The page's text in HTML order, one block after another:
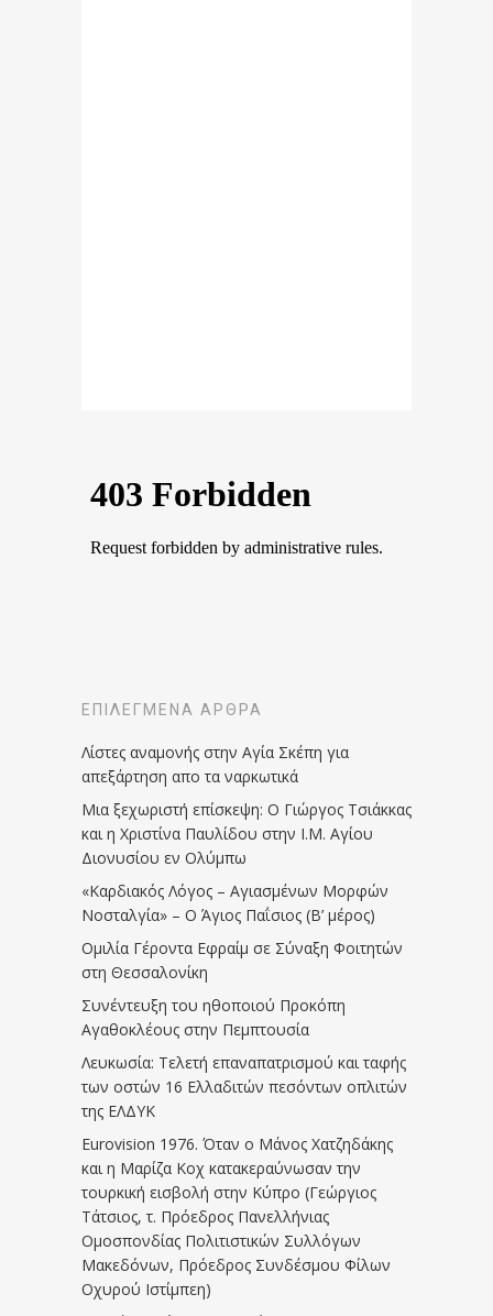
ΕΠΙΛΕΓΜΈΝΑ ΆΡΘΡΑ
Λίστες αναμονής στην Αγία Σκέπη για
απεξάρτηση απο τα ναρκωτικά
Μια ξεχωριστή επίσκεψη: Ο Γιώργος Τσιάκκας
και η Χριστίνα Παυλίδου στην Ι.Μ. Αγίου
Διονυσίου εν Ολύμπω
«Καρδιακός Λόγος – Αγιασμένων Μορφών
Νοσταλγία» – Ο Άγιος Παΐσιος (Β’ μέρος)
Ομιλία Γέροντα Εφραίμ σε Σύναξη Φοιτητών
στη Θεσσαλονίκη
Συνέντευξη του ηθοποιού Προκόπη
Αγαθοκλέους στην Πεμπτουσία
Λευκωσία: Τελετή επαναπατρισμού και ταφής
των οστών 16 Ελλαδιτών πεσόντων οπλιτών
της ΕΛΔΥΚ
Eurovision 1976. Όταν ο Μάνος Χατζηδάκης
και η Μαρίζα Κοχ κατακεραύνωσαν την
τουρκική εισβολή στην Κύπρο (Γεώργιος
Τάτσιος, τ. Πρόεδρος Πανελλήνιας
Ομοσπονδίας Πολιτιστικών Συλλόγων
Μακεδόνων, Πρόεδρος Συνδέσμου Φίλων
Οχυρού Ιστίμπεη)